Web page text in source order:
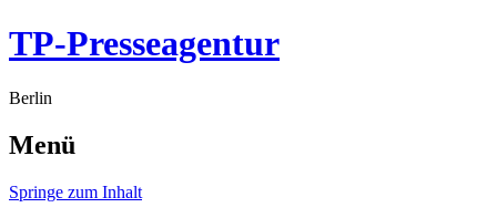
TP-Presseagentur
Berlin
Menü
Springe zum Inhalt